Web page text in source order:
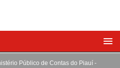
Público de Contas do Piauí -